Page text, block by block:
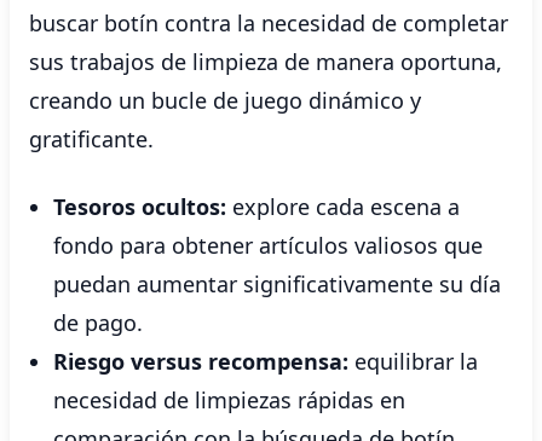
buscar botín contra la necesidad de completar
sus trabajos de limpieza de manera oportuna,
creando un bucle de juego dinámico y
gratificante.
Tesoros ocultos: explore cada escena a
fondo para obtener artículos valiosos que
puedan aumentar significativamente su día
de pago.
Riesgo versus recompensa: equilibrar la
necesidad de limpiezas rápidas en